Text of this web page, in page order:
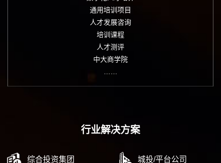
通用培训项目
人才发展咨询
培训课程
人才测评
中大商学院
……
行业解决方案
综合投资集团 城投/平台公司